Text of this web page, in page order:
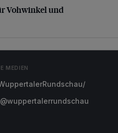
Vohwinkel und
MEDIEN
@wuppertalerrundschau